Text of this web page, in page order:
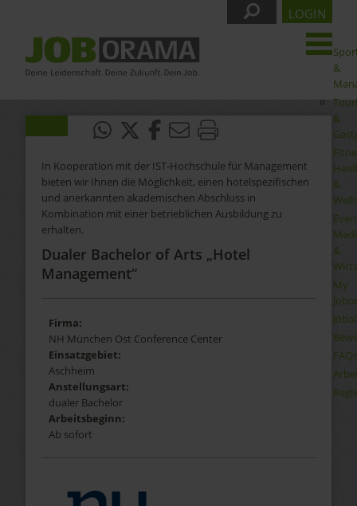
&
&
&
&
My
FAQs
LOGIN
In Kooperation mit der IST-Hochschule für Management
bieten wir Ihnen die Möglichkeit, einen hotelspezifischen
und anerkannten akademischen Abschluss in
Kombination mit einer betrieblichen Ausbildung zu
erhalten.
Dualer Bachelor of Arts „Hotel
Management“
Firma:
NH München Ost Conference Center
Einsatzgebiet:
Aschheim
Anstellungsart:
dualer Bachelor
Arbeitsbeginn:
Ab sofort